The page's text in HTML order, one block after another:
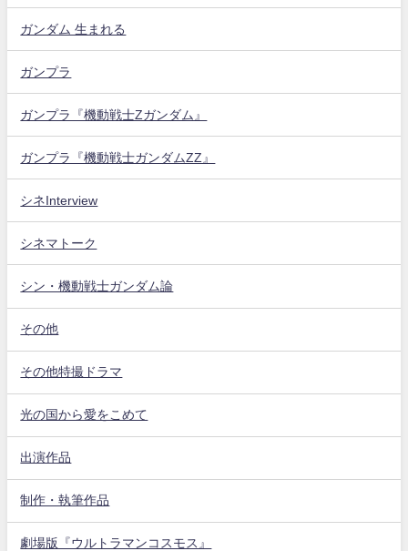
ガンダム 生まれる
ガンプラ
ガンプラ『機動戦士Zガンダム』
ガンプラ『機動戦士ガンダムZZ』
シネInterview
シネマトーク
シン・機動戦士ガンダム論
その他
その他特撮ドラマ
光の国から愛をこめて
出演作品
制作・執筆作品
劇場版『ウルトラマンコスモス』